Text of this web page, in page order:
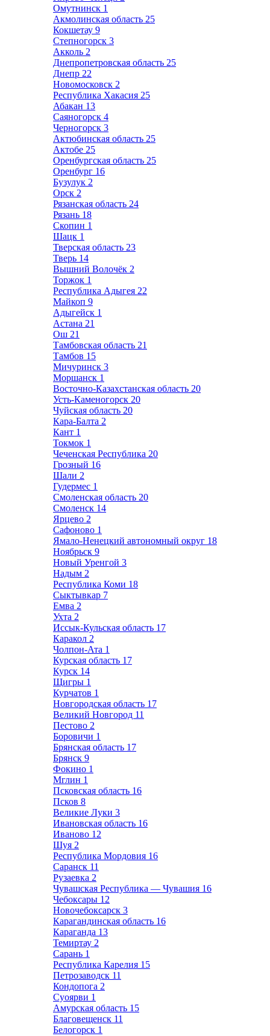
Омутнинск 1
Акмолинская область 25
Кокшетау 9
Степногорск 3
Акколь 2
Днепропетровская область 25
Днепр 22
Новомосковск 2
Республика Хакасия 25
Абакан 13
Саяногорск 4
Черногорск 3
Актюбинская область 25
Актобе 25
Оренбургская область 25
Оренбург 16
Бузулук 2
Орск 2
Рязанская область 24
Рязань 18
Скопин 1
Шацк 1
Тверская область 23
Тверь 14
Вышний Волочёк 2
Торжок 1
Республика Адыгея 22
Майкоп 9
Адыгейск 1
Астана 21
Ош 21
Тамбовская область 21
Тамбов 15
Мичуринск 3
Моршанск 1
Восточно-Казахстанская область 20
Усть-Каменогорск 20
Чуйская область 20
Кара-Балта 2
Кант 1
Токмок 1
Чеченская Республика 20
Грозный 16
Шали 2
Гудермес 1
Смоленская область 20
Смоленск 14
Ярцево 2
Сафоново 1
Ямало-Ненецкий автономный округ 18
Ноябрьск 9
Новый Уренгой 3
Надым 2
Республика Коми 18
Сыктывкар 7
Емва 2
Ухта 2
Иссык-Кульская область 17
Каракол 2
Чолпон-Ата 1
Курская область 17
Курск 14
Щигры 1
Курчатов 1
Новгородская область 17
Великий Новгород 11
Пестово 2
Боровичи 1
Брянская область 17
Брянск 9
Фокино 1
Мглин 1
Псковская область 16
Псков 8
Великие Луки 3
Ивановская область 16
Иваново 12
Шуя 2
Республика Мордовия 16
Саранск 11
Рузаевка 2
Чувашская Республика — Чувашия 16
Чебоксары 12
Новочебоксарск 3
Карагандинская область 16
Караганда 13
Темиртау 2
Сарань 1
Республика Карелия 15
Петрозаводск 11
Кондопога 2
Суоярви 1
Амурская область 15
Благовещенск 11
Белогорск 1